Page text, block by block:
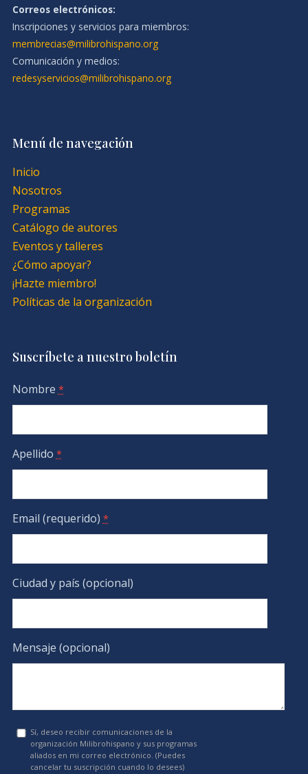
Correos electrónicos:
Inscripciones y servicios para miembros:
membrecias@milibrohispano.org
Comunicación y medios:
redesyservicios@milibrohispano.org
Menú de navegación
Inicio
Nosotros
Programas
Catálogo de autores
Eventos y talleres
¿Cómo apoyar?
¡Hazte miembro!
Políticas de la organización
Suscríbete a nuestro boletín
Nombre *
Apellido *
Email (requerido) *
Ciudad y país (opcional)
Mensaje (opcional)
Sí, deseo recibir comunicaciones de la
organización Milibrohispano y sus programas
aliados en mi correo electrónico. (Puedes
cancelar tu suscripción cuando lo desees)